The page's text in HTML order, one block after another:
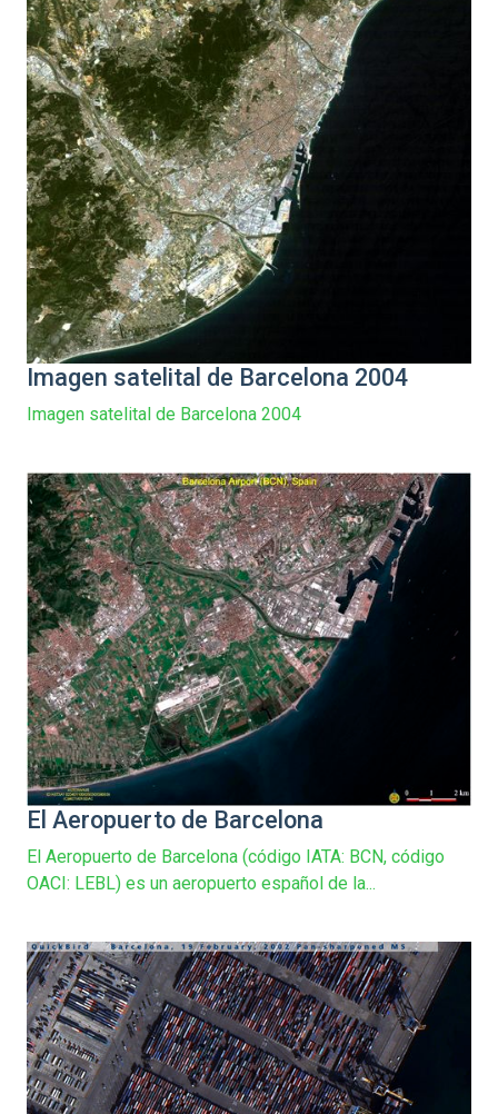
Imagen satelital de Barcelona 2004
Imagen satelital de Barcelona 2004
El Aeropuerto de Barcelona
El Aeropuerto de Barcelona (código IATA: BCN, código
OACI: LEBL) es un aeropuerto español de la...